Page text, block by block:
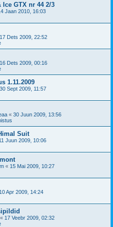
GTX nr 44 2/3
Jaan 2010, 16:03
17 Dets 2009, 22:52
16 Dets 2009, 00:16
1.11.2009
30 Sept 2009, 11:57
« 30 Juun 2009, 13:56
Suit
Juun 2009, 10:06
« 15 Mai 2009, 10:27
10 Apr 2009, 14:24
« 17 Veebr 2009, 02:32